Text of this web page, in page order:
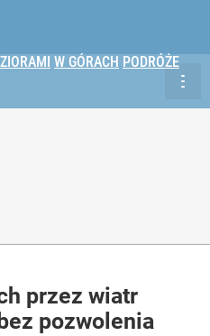
W GÓRACH PODRÓŻE
przez wiatr
pozwolenia